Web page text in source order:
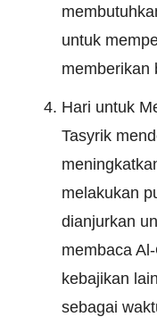
untuk
memberikan
Hari untuk
Tasyrik
melakukan
dianjurkan
membaca
kebajikan
sebagai